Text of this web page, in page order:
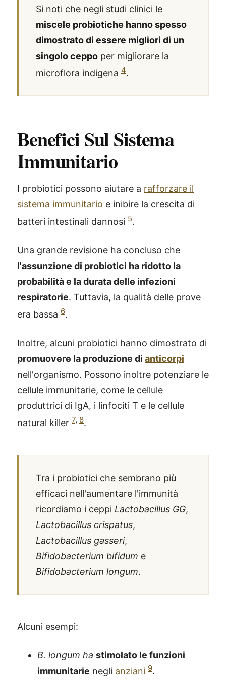
Si noti che negli studi clinici le
miscele probiotiche hanno spesso
dimostrato di essere migliori di un
singolo ceppo per migliorare la
microflora indigena 4.
Benefici Sul Sistema
Immunitario
I probiotici possono aiutare a rafforzare il
sistema immunitario e inibire la crescita di
batteri intestinali dannosi 5.
Una grande revisione ha concluso che
l'assunzione di probiotici ha ridotto la
probabilità e la durata delle infezioni
respiratorie. Tuttavia, la qualità delle prove
era bassa 6.
Inoltre, alcuni probiotici hanno dimostrato di
promuovere la produzione di anticorpi
nell'organismo. Possono inoltre potenziare le
cellule immunitarie, come le cellule
produttrici di IgA, i linfociti T e le cellule
natural killer 7, 8.
Tra i probiotici che sembrano più
efficaci nell'aumentare l'immunità
ricordiamo i ceppi Lactobacillus GG,
Lactobacillus crispatus,
Lactobacillus gasseri,
Bifidobacterium bifidum e
Bifidobacterium longum.
Alcuni esempi:
B. longum ha stimolato le funzioni
immunitarie negli anziani 9.